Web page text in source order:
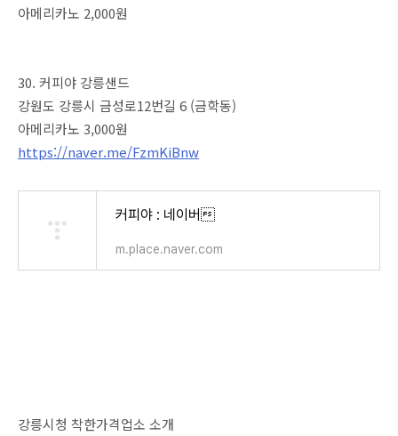
아메리카노 2,000원
30. 커피야 강릉샌드
강원도 강릉시 금성로12번길 6 (금학동)
아메리카노 3,000원
https://naver.me/FzmKiBnw
커피야 : 네이버
m.place.naver.com
강릉시청 착한가격업소 소개